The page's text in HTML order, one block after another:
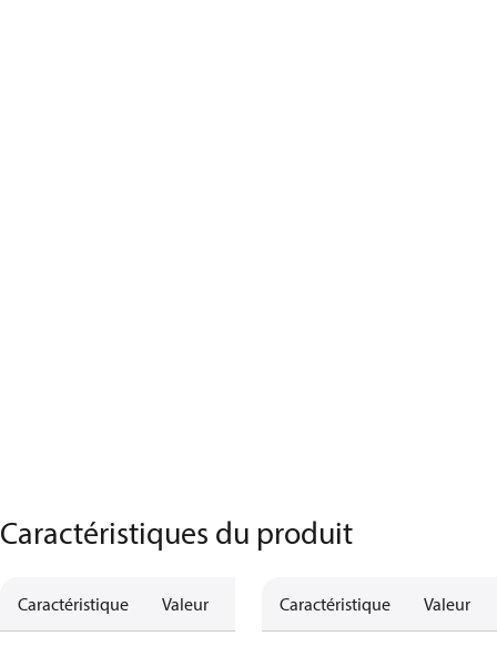
Caractéristiques du produit
Caractéristique Valeur Caractéristique Valeur